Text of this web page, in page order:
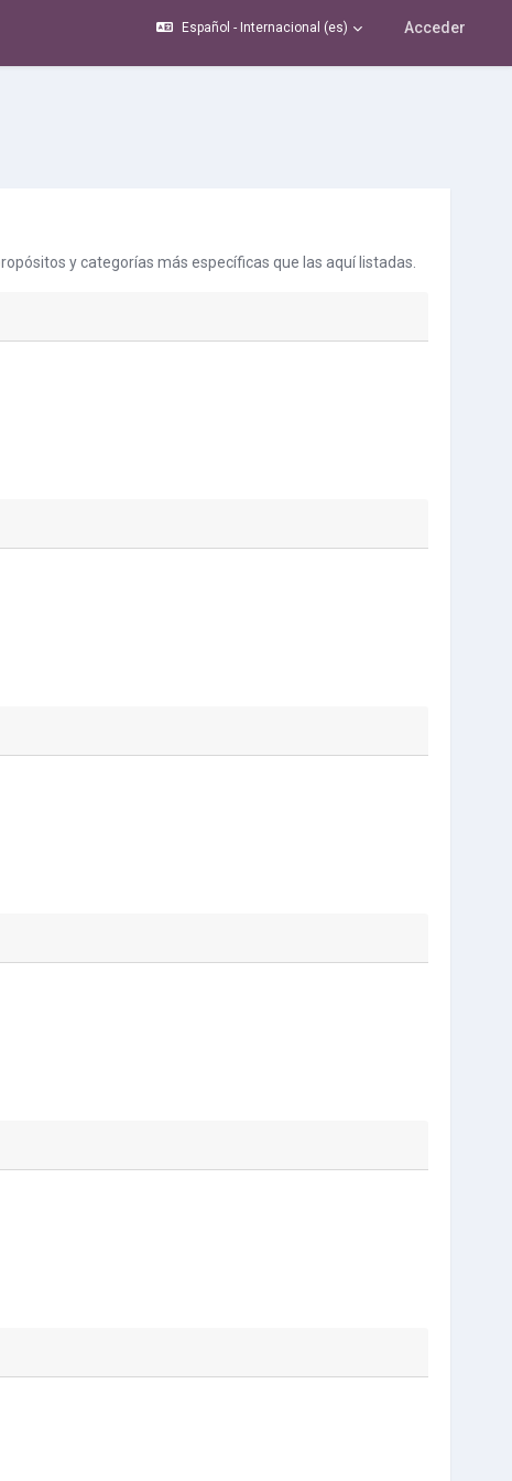
Español - Internacional ‎(es)‎ Acceder
y categorías más específicas que las aquí listadas.